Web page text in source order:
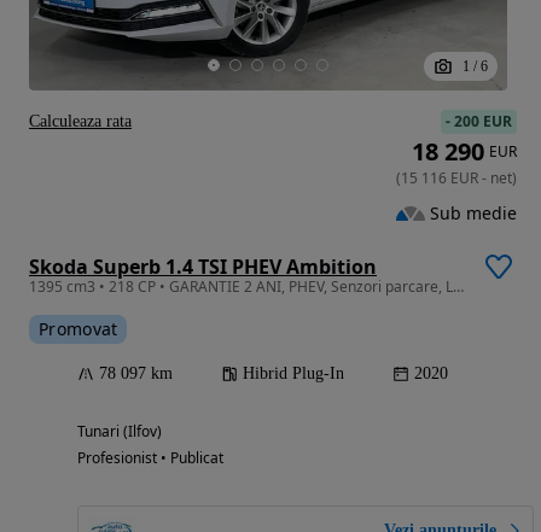
1 / 6
Skoda Superb 1.4 TSI PHEV Ambition
1395 cm3 • 218 CP • GARANTIE 2 ANI, PHEV, Senzori parcare, LED, Scaune incalzite
Promovat
78 097 km Hibrid Plug-In 2020
Tunari (Ilfov)
Profesionist • Publicat
-200 EUR
18 290 EUR
(15 116 EUR- net)
Sub medie
Calculeaza rata